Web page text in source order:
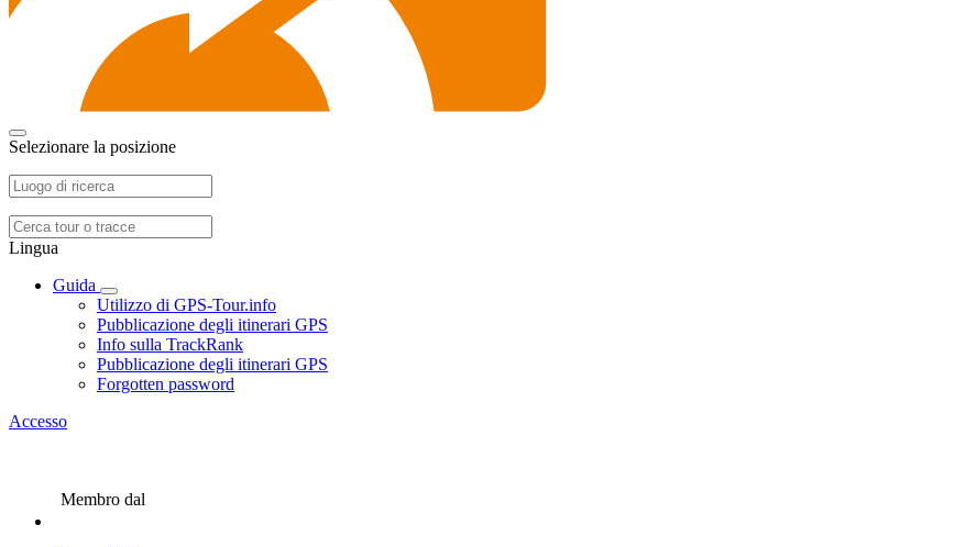
Selezionare la posizione
Lingua
Guida
Utilizzo di GPS-Tour.info
Pubblicazione degli itinerari GPS
Info sulla TrackRank
Pubblicazione degli itinerari GPS
Forgotten password
Accesso
Membro dal